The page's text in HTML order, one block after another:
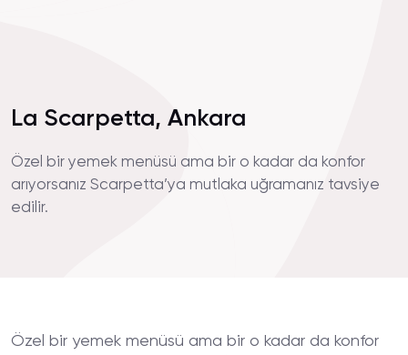
La Scarpetta, Ankara
Özel bir yemek menüsü ama bir o kadar da konfor
arıyorsanız Scarpetta’ya mutlaka uğramanız tavsiye
edilir.
Özel bir yemek menüsü ama bir o kadar da konfor